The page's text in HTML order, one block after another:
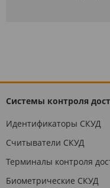
Системы контроля
Идентификаторы СКУД
Считыватели СКУД
Терминалы контроля
Биометрические СКУД